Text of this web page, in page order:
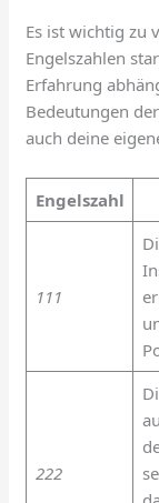
Es ist wichtig zu
Engelszahlen
Erfahrung
Bedeutungen
auch deine
Engelszahl
111
222